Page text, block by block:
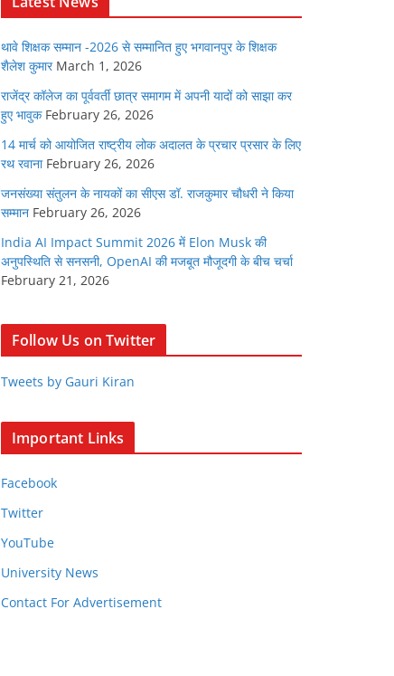
थावे शिक्षक सम्मान -2026 से सम्मानित हुए भगवानपुर के शिक्षक
शैलेश कुमार March 1, 2026
राजेंद्र कॉलेज का पूर्ववर्ती छात्र समागम में अपनी यादों को साझा कर
हुए भावुक February 26, 2026
14 मार्च को आयोजित राष्ट्रीय लोक अदालत के प्रचार प्रसार के लिए
रथ रवाना February 26, 2026
जनसंख्या संतुलन के नायकों का सीएस डॉ. राजकुमार चौधरी ने किया
सम्मान February 26, 2026
India AI Impact Summit 2026 में Elon Musk की
अनुपस्थिति से सनसनी, OpenAI की मजबूत मौजूदगी के बीच चर्चा
February 21, 2026
Follow Us on Twitter
Tweets by Gauri Kiran
Important Links
Facebook
Twitter
YouTube
University News
Contact For Advertisement